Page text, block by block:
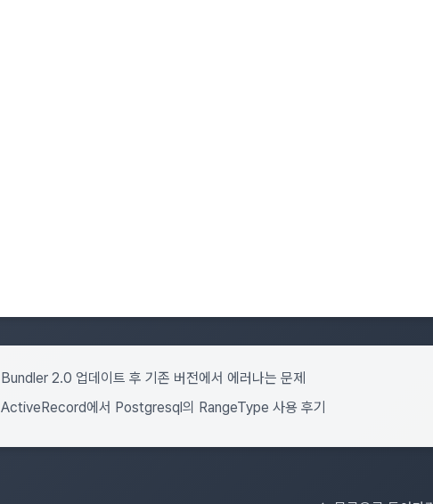
Bundler 2.0 업데이트 후 기존 버전에서 에러나는 문제
ActiveRecord에서 Postgresql의 RangeType 사용 후기